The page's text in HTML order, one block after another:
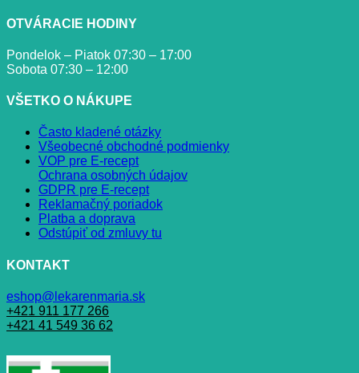
OTVÁRACIE HODINY
Pondelok – Piatok 07:30 – 17:00
Sobota 07:30 – 12:00
VŠETKO O NÁKUPE
Často kladené otázky
Všeobecné obchodné podmienky
VOP pre E-recept
Ochrana osobných údajov
GDPR pre E-recept
Reklamačný poriadok
Platba a doprava
Odstúpiť od zmluvy tu
KONTAKT
eshop@lekarenmaria.sk
+421 911 177 266
+421 41 549 36 62